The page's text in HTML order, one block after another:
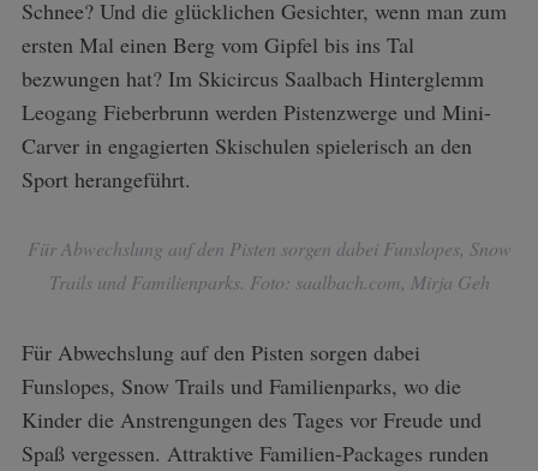
Schnee? Und die glücklichen Gesichter, wenn man zum
ersten Mal einen Berg vom Gipfel bis ins Tal
bezwungen hat? Im Skicircus Saalbach Hinterglemm
Leogang Fieberbrunn werden Pistenzwerge und Mini-
Carver in engagierten Skischulen spielerisch an den
Sport herangeführt.
Für Abwechslung auf den Pisten sorgen dabei Funslopes, Snow
Trails und Familienparks. Foto: saalbach.com, Mirja Geh
Für Abwechslung auf den Pisten sorgen dabei
Funslopes, Snow Trails und Familienparks, wo die
Kinder die Anstrengungen des Tages vor Freude und
Spaß vergessen. Attraktive Familien-Packages runden